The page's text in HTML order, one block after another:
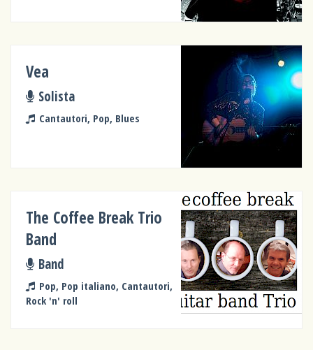
Vea
Solista
Cantautori, Pop, Blues
The Coffee Break Trio
Band
Band
Pop, Pop italiano, Cantautori,
Rock 'n' roll